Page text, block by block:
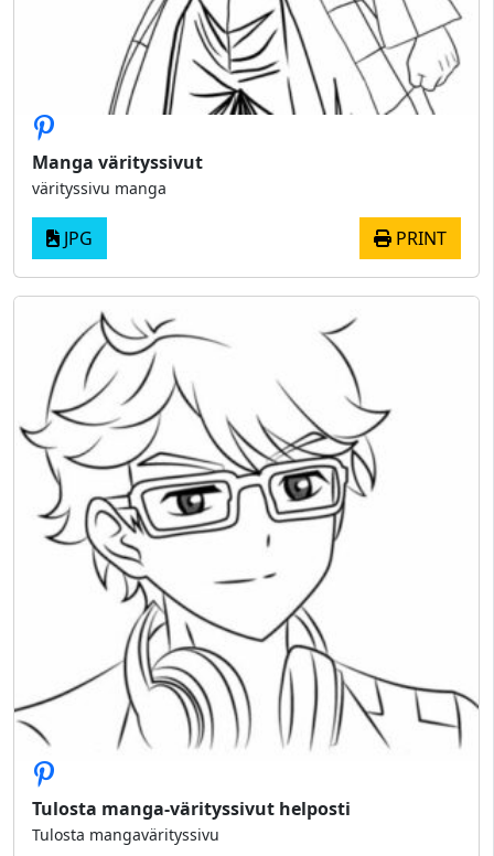
Manga värityssivut
värityssivu manga
JPG PRINT
Tulosta manga-värityssivut helposti
Tulosta mangavärityssivu